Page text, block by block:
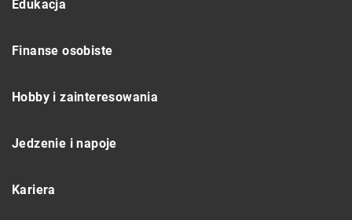
Edukacja
Finanse osobiste
Hobby i zainteresowania
Jedzenie i napoje
Kariera